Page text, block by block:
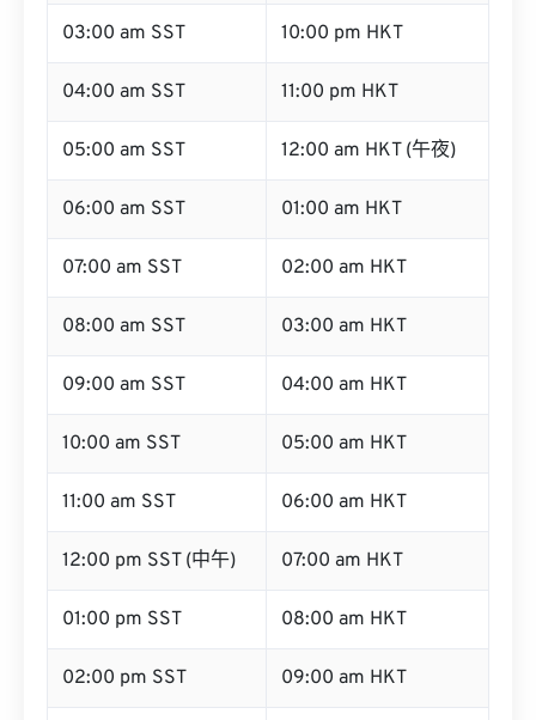
03:00 am SST 10:00 pm HKT
04:00 am SST 11:00 pm HKT
05:00 am SST 12:00 am HKT (午夜)
06:00 am SST 01:00 am HKT
07:00 am SST 02:00 am HKT
08:00 am SST 03:00 am HKT
09:00 am SST 04:00 am HKT
10:00 am SST 05:00 am HKT
11:00 am SST 06:00 am HKT
12:00 pm SST (中午) 07:00 am HKT
01:00 pm SST 08:00 am HKT
02:00 pm SST 09:00 am HKT